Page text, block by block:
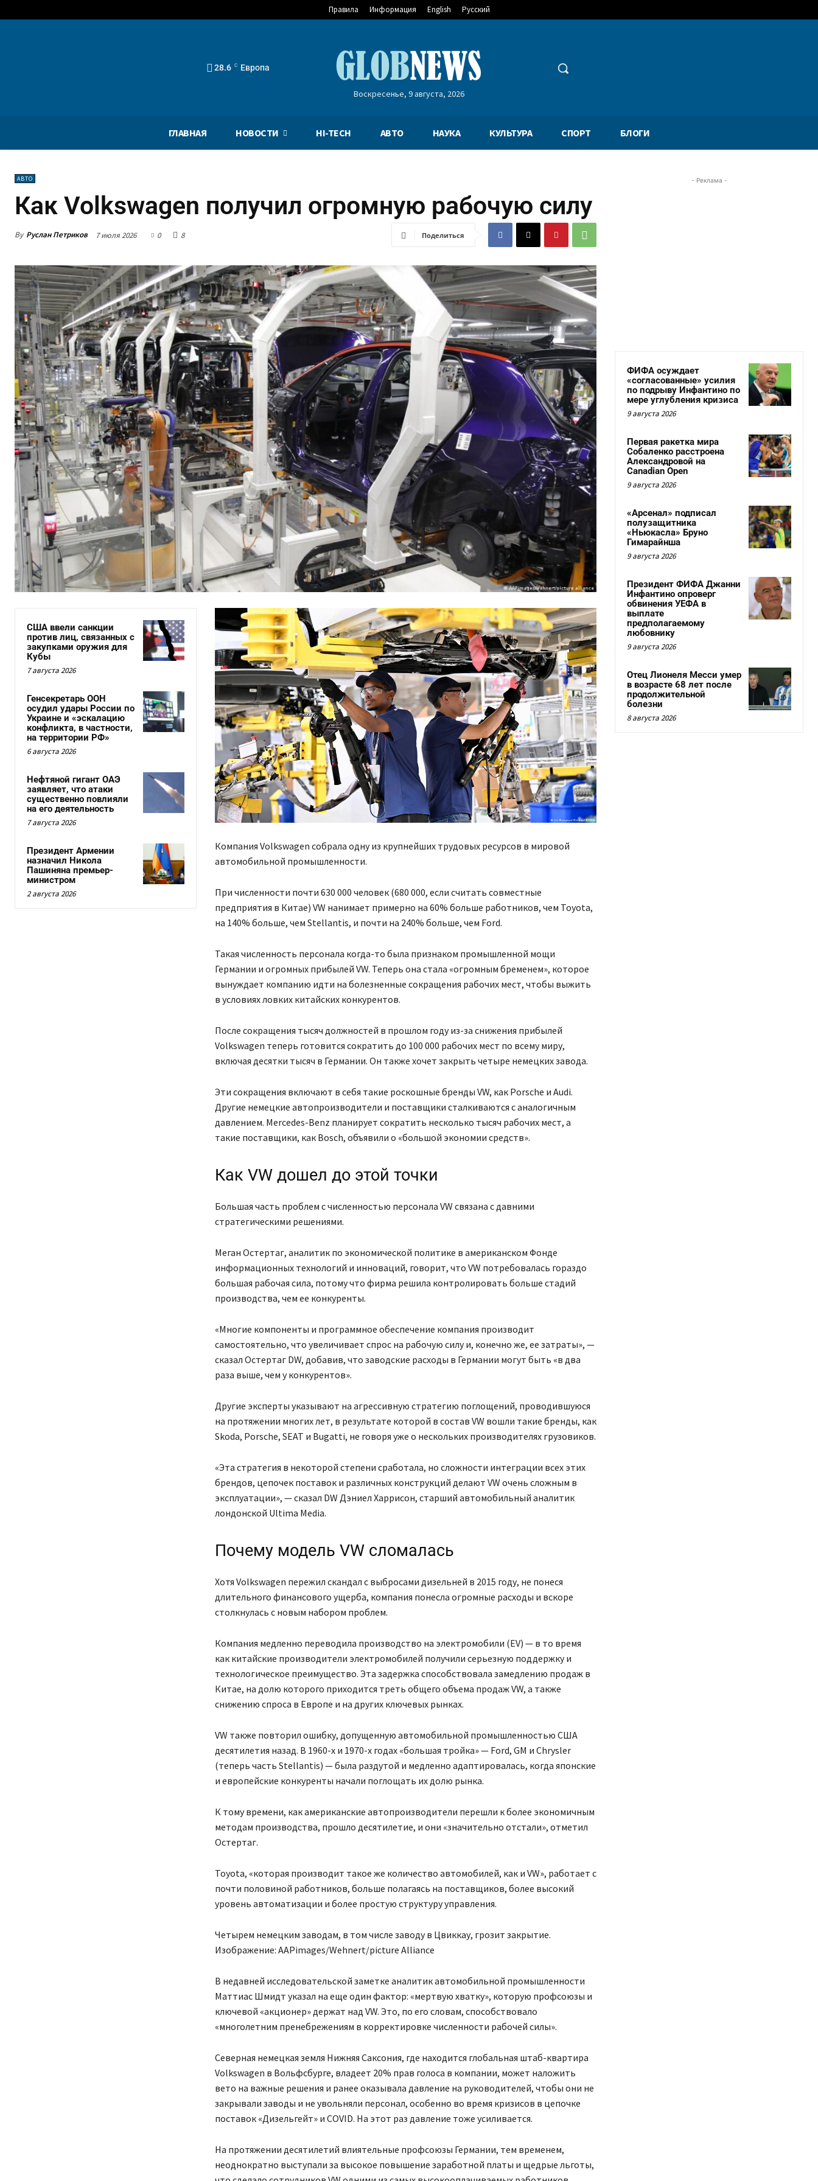
Правила Информация English Русский
28.6 C Европа
Воскресенье, 9 августа, 2026
ГЛАВНАЯ НОВОСТИ HI-TECH АВТО НАУКА КУЛЬТУРА СПОРТ БЛОГИ
АВТО
Как Volkswagen получил огромную рабочую силу
By Руслан Петриков 7 июля 2026 0 8 Поделиться
США ввели санкции
против лиц, связанных с
закупками оружия для
Кубы
7 августа 2026
Генсекретарь ООН
осудил удары России по
Украине и «эскалацию
конфликта, в частности,
на территории РФ»
6 августа 2026
Нефтяной гигант ОАЭ
заявляет, что атаки
существенно повлияли
на его деятельность
7 августа 2026
Президент Армении
назначил Никола
Пашиняна премьер-
министром
2 августа 2026
Компания Volkswagen собрала одну из крупнейших трудовых ресурсов в мировой
автомобильной промышленности.
При численности почти 630 000 человек (680 000, если считать совместные
предприятия в Китае) VW нанимает примерно на 60% больше работников, чем Toyota,
на 140% больше, чем Stellantis, и почти на 240% больше, чем Ford.
Такая численность персонала когда-то была признаком промышленной мощи
Германии и огромных прибылей VW. Теперь она стала «огромным бременем», которое
вынуждает компанию идти на болезненные сокращения рабочих мест, чтобы выжить
в условиях ловких китайских конкурентов.
После сокращения тысяч должностей в прошлом году из-за снижения прибылей
Volkswagen теперь готовится сократить до 100 000 рабочих мест по всему миру,
включая десятки тысяч в Германии. Он также хочет закрыть четыре немецких завода.
Эти сокращения включают в себя такие роскошные бренды VW, как Porsche и Audi.
Другие немецкие автопроизводители и поставщики сталкиваются с аналогичным
давлением. Mercedes-Benz планирует сократить несколько тысяч рабочих мест, а
такие поставщики, как Bosch, объявили о «большой экономии средств».
Как VW дошел до этой точки
Большая часть проблем с численностью персонала VW связана с давними
стратегическими решениями.
Меган Остертаг, аналитик по экономической политике в американском Фонде
информационных технологий и инноваций, говорит, что VW потребовалась гораздо
большая рабочая сила, потому что фирма решила контролировать больше стадий
производства, чем ее конкуренты.
«Многие компоненты и программное обеспечение компания производит
самостоятельно, что увеличивает спрос на рабочую силу и, конечно же, ее затраты», —
сказал Остертаг DW, добавив, что заводские расходы в Германии могут быть «в два
раза выше, чем у конкурентов».
Другие эксперты указывают на агрессивную стратегию поглощений, проводившуюся
на протяжении многих лет, в результате которой в состав VW вошли такие бренды, как
Skoda, Porsche, SEAT и Bugatti, не говоря уже о нескольких производителях грузовиков.
«Эта стратегия в некоторой степени сработала, но сложности интеграции всех этих
брендов, цепочек поставок и различных конструкций делают VW очень сложным в
эксплуатации», — сказал DW Дэниел Харрисон, старший автомобильный аналитик
лондонской Ultima Media.
Почему модель VW сломалась
Хотя Volkswagen пережил скандал с выбросами дизельней в 2015 году, не понеся
длительного финансового ущерба, компания понесла огромные расходы и вскоре
столкнулась с новым набором проблем.
Компания медленно переводила производство на электромобили (EV) — в то время
как китайские производители электромобилей получили серьезную поддержку и
технологическое преимущество. Эта задержка способствовала замедлению продаж в
Китае, на долю которого приходится треть общего объема продаж VW, а также
снижению спроса в Европе и на других ключевых рынках.
VW также повторил ошибку, допущенную автомобильной промышленностью США
десятилетия назад. В 1960-х и 1970-х годах «большая тройка» — Ford, GM и Chrysler
(теперь часть Stellantis) — была раздутой и медленно адаптировалась, когда японские
и европейские конкуренты начали поглощать их долю рынка.
К тому времени, как американские автопроизводители перешли к более экономичным
методам производства, прошло десятилетие, и они «значительно отстали», отметил
Остертаг.
Toyota, «которая производит такое же количество автомобилей, как и VW», работает с
почти половиной работников, больше полагаясь на поставщиков, более высокий
уровень автоматизации и более простую структуру управления.
Четырем немецким заводам, в том числе заводу в Цвиккау, грозит закрытие.
Изображение: AAPimages/Wehnert/picture Alliance
В недавней исследовательской заметке аналитик автомобильной промышленности
Маттиас Шмидт указал на еще один фактор: «мертвую хватку», которую профсоюзы и
ключевой «акционер» держат над VW. Это, по его словам, способствовало
«многолетним пренебрежениям в корректировке численности рабочей силы».
Северная немецкая земля Нижняя Саксония, где находится глобальная штаб-квартира
Volkswagen в Вольфсбурге, владеет 20% прав голоса в компании, может наложить
вето на важные решения и ранее оказывала давление на руководителей, чтобы они не
закрывали заводы и не увольняли персонал, особенно во время кризисов в цепочке
поставок «Дизельгейт» и COVID. На этот раз давление тоже усиливается.
На протяжении десятилетий влиятельные профсоюзы Германии, тем временем,
неоднократно выступали за высокое повышение заработной платы и щедрые льготы,
- Реклама -
ФИФА осуждает
«согласованные» усилия
по подрыву Инфантино по
мере углубления кризиса
9 августа 2026
Первая ракетка мира
Собаленко расстроена
Александровой на
Canadian Open
9 августа 2026
«Арсенал» подписал
полузащитника
«Ньюкасла» Бруно
Гимарайнша
9 августа 2026
Президент ФИФА Джанни
Инфантино опроверг
обвинения УЕФА в
выплате
предполагаемому
любовнику
9 августа 2026
Отец Лионеля Месси умер
в возрасте 68 лет после
продолжительной
болезни
8 августа 2026